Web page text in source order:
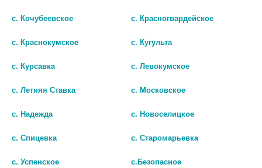
с. Кочубеевское с. Красногвардейское
с. Краснокумское с. Кугульта
с. Курсавка с. Левокумское
с. Летняя Ставка с. Московское
с. Надежда с. Новоселицкое
с. Спицевка с. Старомарьевка
с. Успенское с.Безопасное